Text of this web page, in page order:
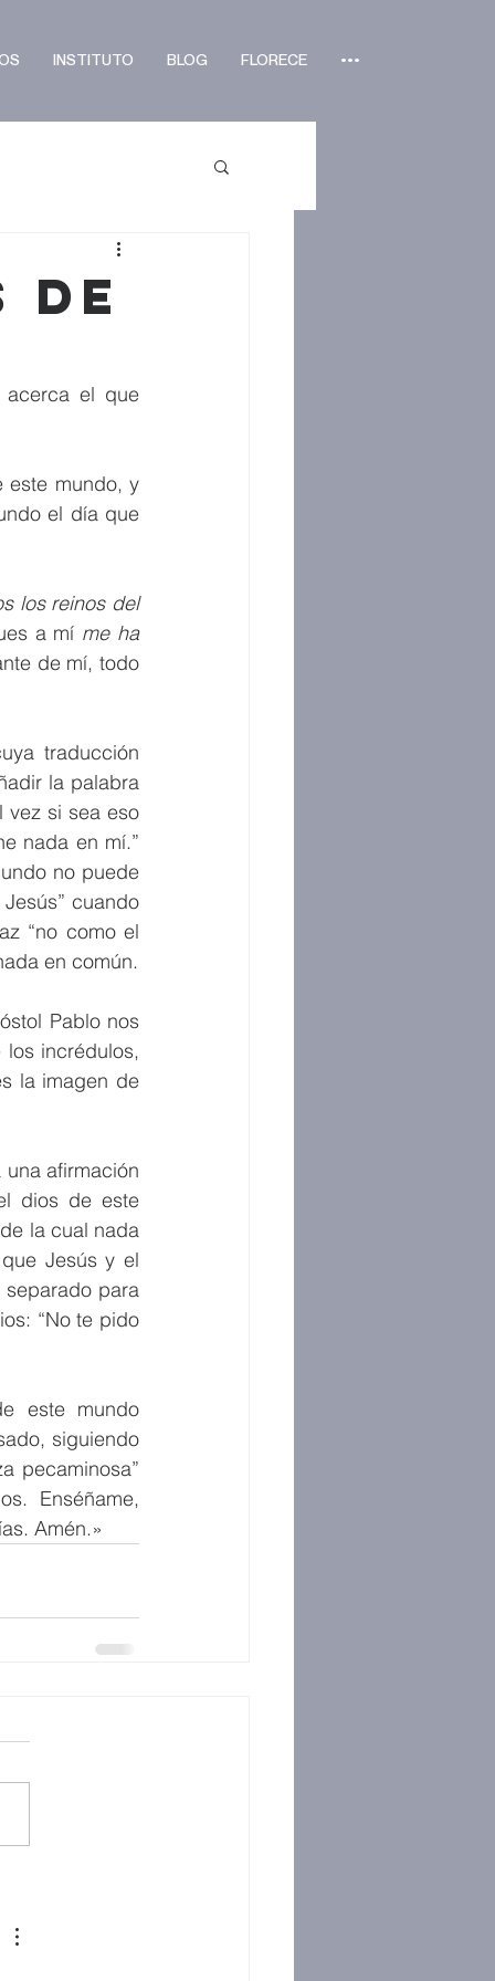
INSTITUTO BLOG FLORECE •••
de
acerca el que
este mundo, y
el día que
los reinos del
a mí me ha
de mí, todo
traducción
la palabra
vez si sea eso
nada en mí.”
no puede
cuando
“no como el
en común.
Pablo nos
incrédulos,
la imagen de
afirmación
dios de este
la cual nada
Jesús y el
para
“No te pido
este mundo
siguiendo
pecaminosa”
Enséñame,
Amén.»